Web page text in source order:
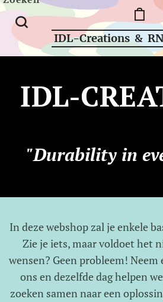
IDL-Creations &
IDL-
"Durability in
In deze webshop zal je enkele
Zie je iets, maar voldoet het
wensen? Geen probleem!
ons en dezelfde dag helpen
zoeken samen naar een